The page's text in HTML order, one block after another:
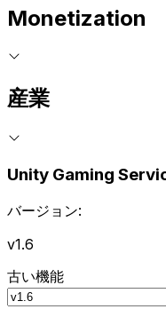
Monetization
産業
Unity Gaming
バージョン:
v1.6
古い機能